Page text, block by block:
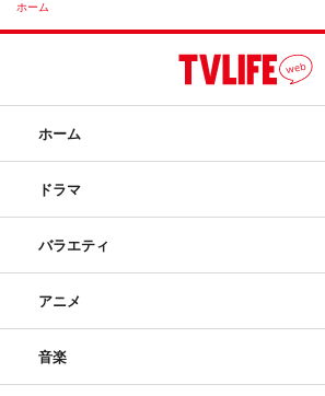
ホーム
ホーム
ドラマ
バラエティ
アニメ
音楽